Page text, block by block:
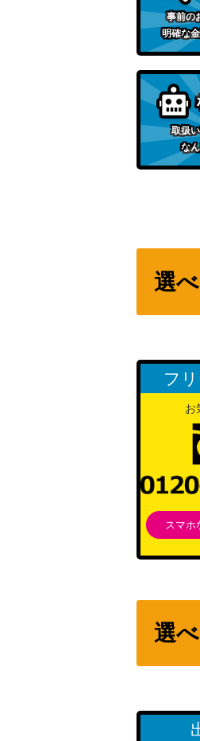
事前の
明確な
取扱
な
選
フ
お
スマホ
選